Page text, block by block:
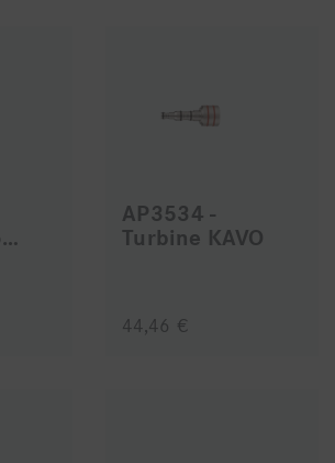
Turbine Sirona
AP3534 -
Turbine KAVO
44,46 €